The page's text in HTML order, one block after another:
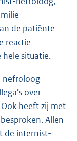
de patiënte
reactie
situatie.
nefroloog
over
heeft zij met
Allen
de internist-